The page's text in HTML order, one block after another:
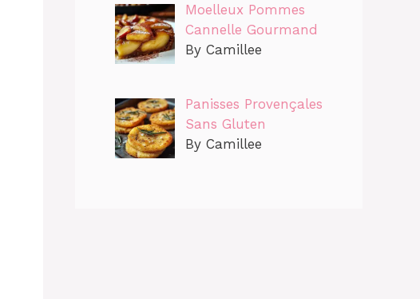
Moelleux Pommes
Cannelle Gourmand
By Camillee
Panisses Provençales
Sans Gluten
By Camillee